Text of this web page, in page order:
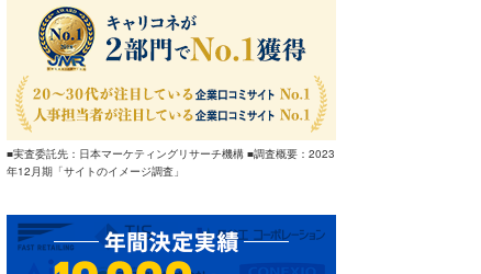
■実査委託先：日本マーケティングリサーチ機構 ■調査概要：2023
年12月期「サイトのイメージ調査」